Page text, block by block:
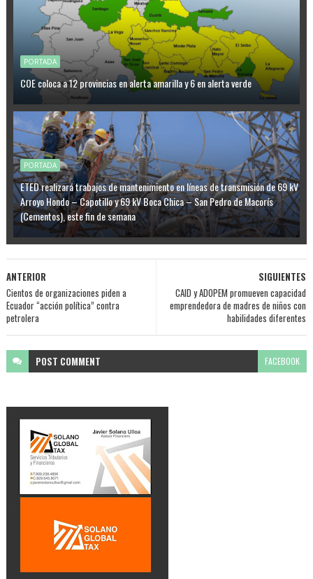
PORTADA
COE coloca a 12 provincias en alerta amarilla y 6 en alerta verde
PORTADA
ETED realizará trabajos de mantenimiento en líneas de transmisión de 69 kV
Arroyo Hondo – Capotillo y 69 kV Boca Chica – San Pedro de Macorís
(Cementos), este fin de semana
SIGUIENTES
CAID y ADOPEM promueven capacidad
emprendedora de madres de niños con
habilidades diferentes
ANTERIOR
Cientos de organizaciones piden a
Ecuador “acción política” contra
petrolera
POST COMMENT FACEBOOK